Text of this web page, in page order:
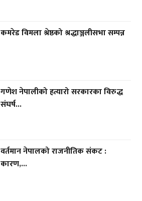
कमरेड विमला श्रेष्ठको श्रद्धाञ्जलीसभा सम्पन्न
गणेश नेपालीको हत्यारो सरकारका विरुद्ध
संघर्ष...
वर्तमान नेपालको राजनीतिक संकट :
कारण,...